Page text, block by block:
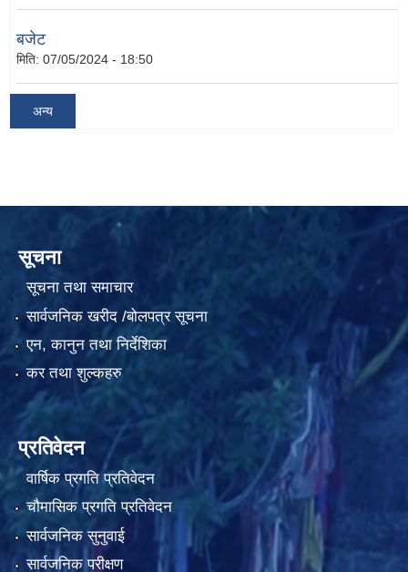
बजेट
मिति: 07/05/2024 - 18:50
अन्य
सूचना
सूचना तथा समाचार
सार्वजनिक खरीद /बोलपत्र सूचना
एन, कानुन तथा निर्देशिका
कर तथा शुल्कहरु
प्रतिवेदन
वार्षिक प्रगति प्रतिवेदन
चौमासिक प्रगति प्रतिवेदन
सार्वजनिक सुनुवाई
सार्वजनिक परीक्षण